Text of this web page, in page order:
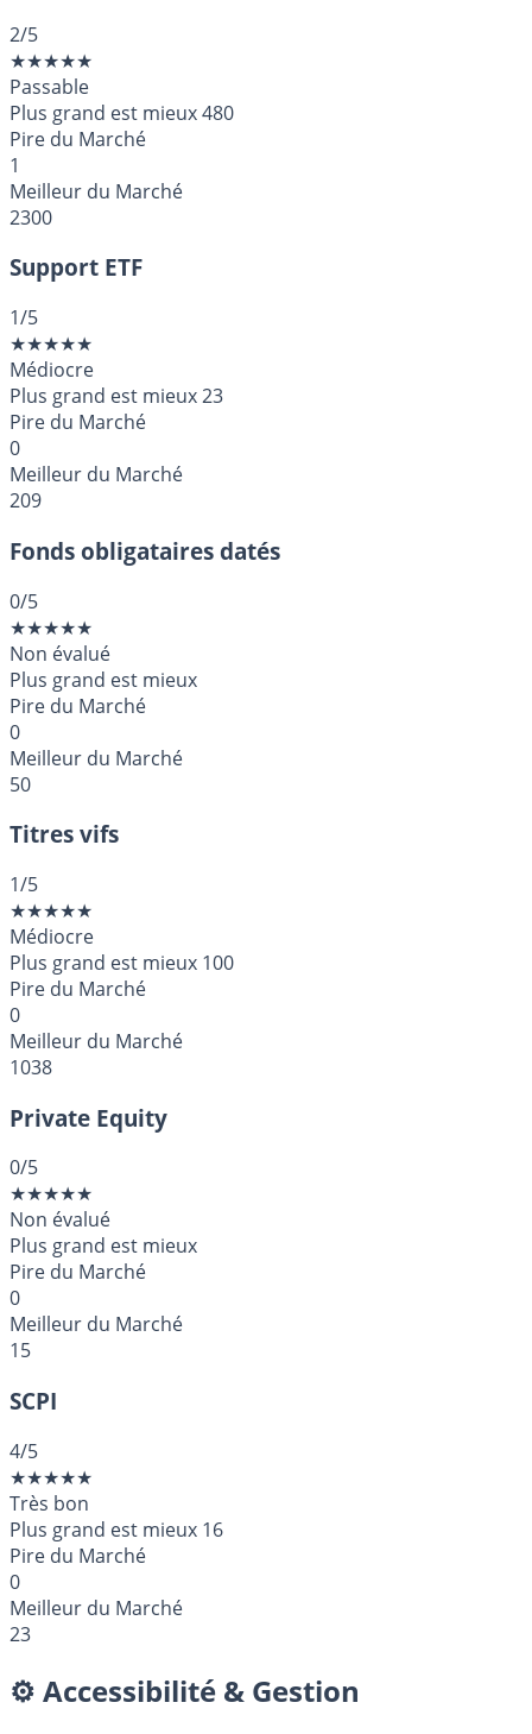
2/5
★★★★★
Passable
Plus grand est mieux480
Pire du Marché
1
Meilleur du Marché
2300
Support ETF
1/5
★★★★★
Médiocre
Plus grand est mieux23
Pire du Marché
0
Meilleur du Marché
209
Fonds obligataires datés
0/5
★★★★★
Non évalué
Plus grand est mieux
Pire du Marché
0
Meilleur du Marché
50
Titres vifs
1/5
★★★★★
Médiocre
Plus grand est mieux 100
Pire du Marché
0
Meilleur du Marché
1038
Private Equity
0/5
★★★★★
Non évalué
Plus grand est mieux
Pire du Marché
0
Meilleur du Marché
15
SCPI
4/5
★★★★★
Très bon
Plus grand est mieux 16
Pire du Marché
0
Meilleur du Marché
23
⚙️ Accessibilité & Gestion